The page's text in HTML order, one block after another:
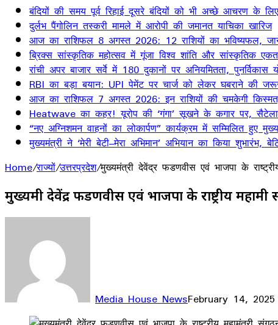
बंदियों की समय पूर्व रिहाई दूसरे बंदियों को भी अच्छे आचरण के
दुर्लभ पैंगोलिन तस्करी मामले में आरोपी की जमानत याचिका खारिज
आज का राशिफल 8 अगस्त 2026: 12 राशियों का भविष्यफल,
ब्रिक्स सांस्कृतिक महोत्सव में गूंजा विश्व शांति और सांस्कृतिक
रांची अपर बाजार सर्वे में 180 दुकानों पर अनियमितता,
RBI का बड़ा बयान: UPI पेमेंट पर चार्ज को लेकर घबराने की
आज का राशिफल 7 अगस्त 2026: इन राशियों की चमकेगी
Heatwave का कहर! यूरोप की ‘गंगा’ सूखने के कगार पर,
“नए अग्निशमन वाहनों का लोकार्पण” कार्यक्रम में सम्मिलित हुए
मुख्यमंत्री ने ‘मेरी बेटी–मेरा अभिमान’ अभियान का किया
Home/राज्यों/उत्तरप्रदेश/मुख्यमंत्री देवेंद्र फडणवीस एवं भाजपा के
मुख्यमंत्री देवेंद्र फडणवीस एवं भाजपा के राष्ट्रीय
Media House NewsFebruary 14, 2025
Facebook
LinkedIn
WhatsApp
Telegram